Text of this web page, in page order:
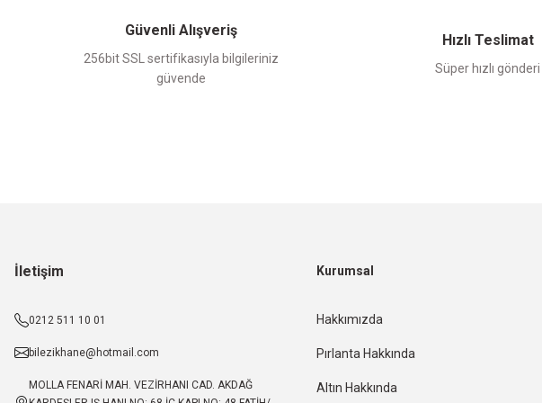
Güvenli Alışveriş
256bit SSL sertifikasıyla bilgileriniz
güvende
Hızlı Teslimat
Süper hızlı gönderi
İletişim
0212 511 10 01
bilezikhane@hotmail.com
MOLLA FENARİ MAH. VEZİRHANI CAD. AKDAĞ
Kurumsal
Hakkımızda
Pırlanta Hakkında
Altın Hakkında